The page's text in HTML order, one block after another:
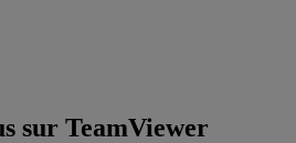
sur TeamViewer